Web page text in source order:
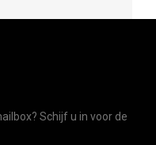
Schijf u in voor de